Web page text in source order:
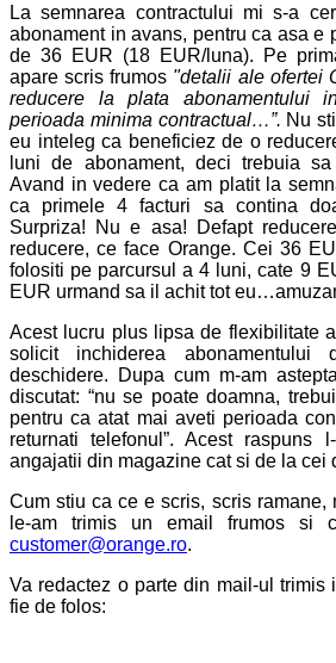
La semnarea contractului mi s-a
abonament in avans, pentru ca asa e
de 36 EUR (18 EUR/luna). Pe
apare scris frumos "detalii ale ofertei
reducere la plata abonamentului
perioada minima contractual…”. Nu
eu inteleg ca beneficiez de o
luni de abonament, deci trebuia
Avand in vedere ca am platit la
ca primele 4 facturi sa contina
Surpriza! Nu e asa! Defapt
reducere, ce face Orange. Cei 36
folositi pe parcursul a 4 luni, cate 9
EUR urmand sa il achit tot
Acest lucru plus lipsa de flexibilitate
solicit inchiderea
deschidere. Dupa cum m-am
discutat: “nu se poate doamna,
pentru ca atat mai aveti perioada
returnati telefonul”. Acest raspuns
angajatii din magazine cat si de la cei
Cum stiu ca ce e scris, scris ramane,
le-am trimis un email frumos si
customer@orange.ro.
Va redactez o parte din mail-ul trimis
fie de folos: